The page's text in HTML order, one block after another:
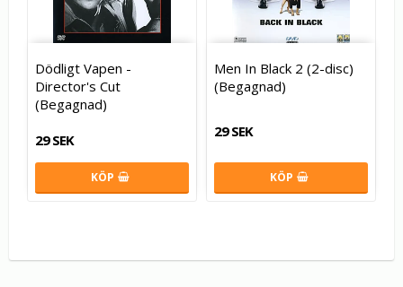
Dödligt Vapen -
Director's Cut
(Begagnad)
29 SEK
KÖP
Men In Black 2 (2-disc)
(Begagnad)
29 SEK
KÖP